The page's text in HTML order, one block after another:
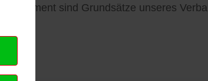
sind Grundsätze unseres